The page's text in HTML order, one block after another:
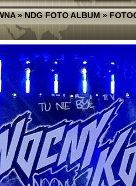
»NDG FOTO ALBUM»